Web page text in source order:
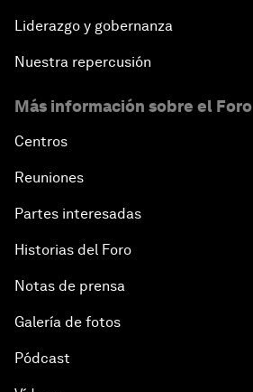
Liderazgo y gobernanza
Nuestra repercusión
Más información sobre el Foro
Centros
Reuniones
Partes interesadas
Historias del Foro
Notas de prensa
Galería de fotos
Pódcast